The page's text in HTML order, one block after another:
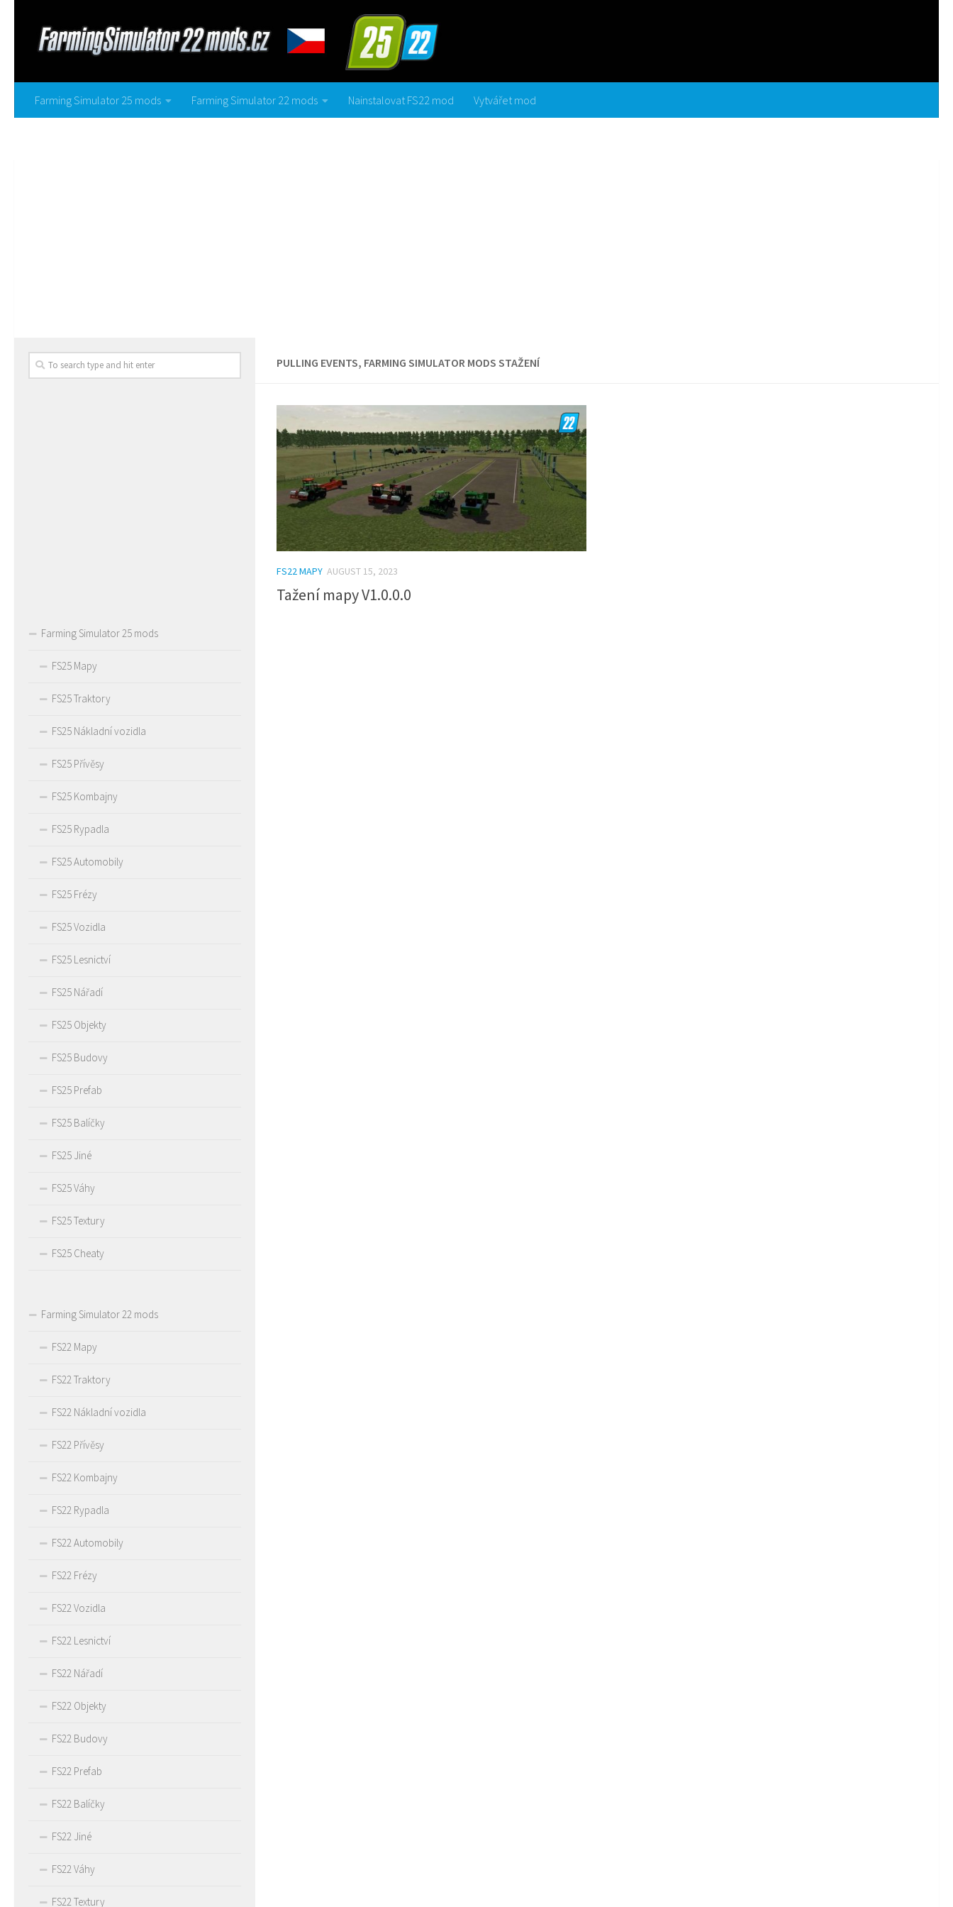
Farming Simulator 25 mods Farming Simulator 22 mods Nainstalovat FS22 mod Vytvářet mod
PULLING EVENTS, FARMING SIMULATOR MODS STAŽENÍ
FS22 MAPY AUGUST 15, 2023
Tažení mapy V1.0.0.0
Farming Simulator 25 mods
FS25 Mapy
FS25 Traktory
FS25 Nákladní vozidla
FS25 Přívěsy
FS25 Kombajny
FS25 Rypadla
FS25 Automobily
FS25 Frézy
FS25 Vozidla
FS25 Lesnictví
FS25 Nářadí
FS25 Objekty
FS25 Budovy
FS25 Prefab
FS25 Balíčky
FS25 Jiné
FS25 Váhy
FS25 Textury
FS25 Cheaty
Farming Simulator 22 mods
FS22 Mapy
FS22 Traktory
FS22 Nákladní vozidla
FS22 Přívěsy
FS22 Kombajny
FS22 Rypadla
FS22 Automobily
FS22 Frézy
FS22 Vozidla
FS22 Lesnictví
FS22 Nářadí
FS22 Objekty
FS22 Budovy
FS22 Prefab
FS22 Balíčky
FS22 Jiné
FS22 Váhy
FS22 Textury